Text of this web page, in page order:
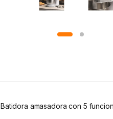
Batidora amasadora con 5